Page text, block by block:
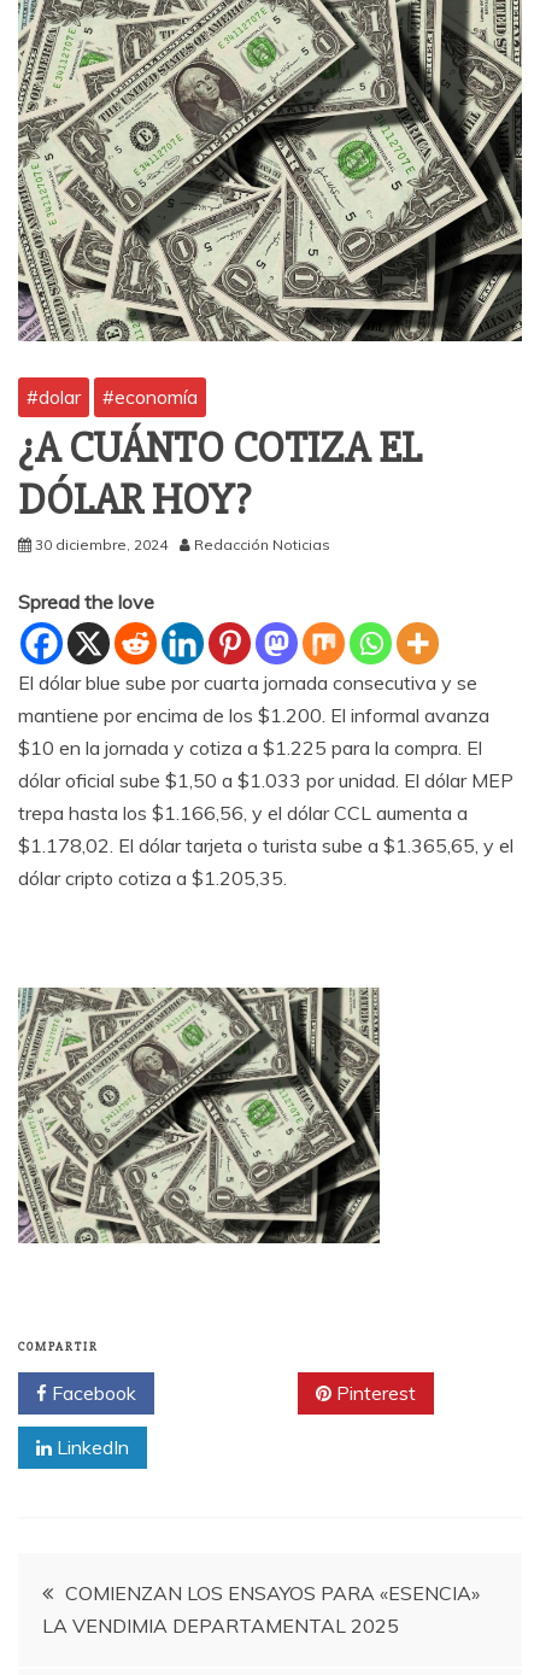
#dolar #economía
¿A CUÁNTO COTIZA EL
DÓLAR HOY?
30 diciembre, 2024 Redacción Noticias
Spread the love
El dólar blue sube por cuarta jornada consecutiva y se
mantiene por encima de los $1.200. El informal avanza
$10 en la jornada y cotiza a $1.225 para la compra. El
dólar oficial sube $1,50 a $1.033 por unidad. El dólar MEP
trepa hasta los $1.166,56, y el dólar CCL aumenta a
$1.178,02. El dólar tarjeta o turista sube a $1.365,65, y el
dólar cripto cotiza a $1.205,35.
COMPARTIR
Facebook Pinterest
LinkedIn
Navegación
de
COMIENZAN LOS ENSAYOS PARA «ESENCIA»
LA VENDIMIA DEPARTAMENTAL 2025